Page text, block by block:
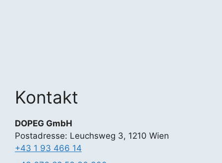
Kontakt
DOPEG GmbH
Postadresse: Leuchsweg 3, 1210 Wien
+43 1 93 466 14